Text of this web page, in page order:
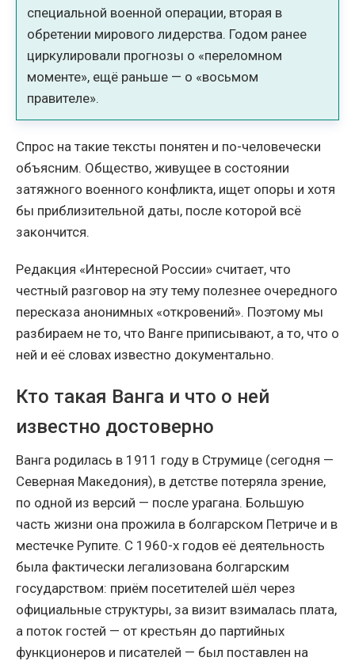
специальной военной операции, вторая в
обретении мирового лидерства. Годом ранее
циркулировали прогнозы о «переломном
моменте», ещё раньше — о «восьмом
правителе».
Спрос на такие тексты понятен и по-человечески
объясним. Общество, живущее в состоянии
затяжного военного конфликта, ищет опоры и хотя
бы приблизительной даты, после которой всё
закончится.
Редакция «Интересной России» считает, что
честный разговор на эту тему полезнее очередного
пересказа анонимных «откровений». Поэтому мы
разбираем не то, что Ванге приписывают, а то, что о
ней и её словах известно документально.
Кто такая Ванга и что о ней
известно достоверно
Ванга родилась в 1911 году в Струмице (сегодня —
Северная Македония), в детстве потеряла зрение,
по одной из версий — после урагана. Большую
часть жизни она прожила в болгарском Петриче и в
местечке Рупите. С 1960-х годов её деятельность
была фактически легализована болгарским
государством: приём посетителей шёл через
официальные структуры, за визит взималась плата,
а поток гостей — от крестьян до партийных
функционеров и писателей — был поставлен на